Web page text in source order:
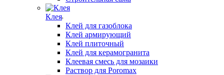
Клея
Клей для газоблока
Клей армирующий
Клей плиточный
Клей для керамогранита
Клеевая смесь для мозаики
Раствор для Poromax